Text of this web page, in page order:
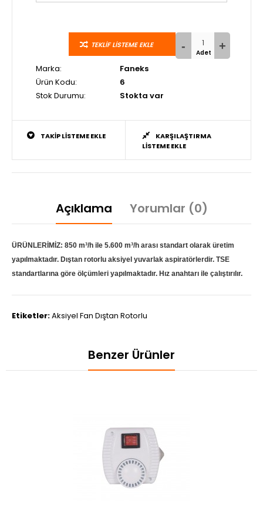
TEKLIF LISTEME EKLE
Marka:
Faneks
Ürün Kodu:
6
Stok Durumu:
Stokta var
TAKIP LISTEME EKLE
KARŞILAŞTIRMA
LISTEME EKLE
Açıklama Yorumlar (0)
ÜRÜNLERİMİZ: 850 m³/h ile 5.600 m³/h arası standart olarak üretim
yapılmaktadır. Dıştan rotorlu aksiyel yuvarlak aspiratörlerdir. TSE
standartlarına göre ölçümleri yapılmaktadır. Hız anahtarı ile çalıştırılır.
Etiketler:Aksiyel Fan Dıştan Rotorlu
Benzer Ürünler